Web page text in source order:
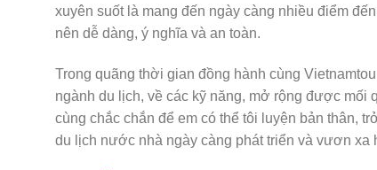
xuyên suốt là mang đến ngày càng nhiều điểm
nên dễ dàng, ý nghĩa và an toàn.
Trong quãng thời gian đồng hành cùng
ngành du lịch, về các kỹ năng, mở rộng được
cùng chắc chắn để em có thể tôi luyện bản thân,
du lịch nước nhà ngày càng phát triển và vươn xa